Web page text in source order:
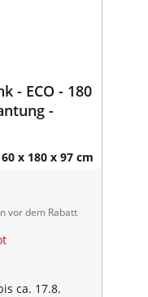
- ECO - 180
-
60 x 180 x 97 cm
vor dem Rabatt
ca. 17.8.